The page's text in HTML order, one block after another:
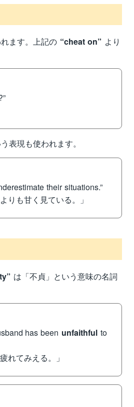
ます。上記の “cheat on” より
表現も使われます。
their situations.”
りも甘く見ている。」
は「不貞」という意味の名詞
has been unfaithful to
れてみえる。」